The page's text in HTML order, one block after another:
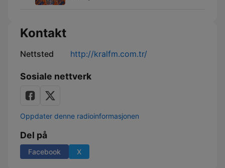
Kontakt
Nettsted http://kralfm.com.tr/
Sosiale nettverk
Oppdater denne radioinformasjonen
Del på
Facebook X